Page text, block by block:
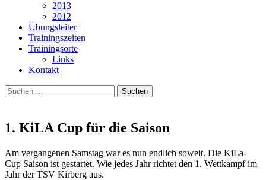
2013
2012
Übungsleiter
Trainingszeiten
Trainingsorte
Links
Kontakt
Suchen
nach:
1. KiLA Cup für die Saison
Am vergangenen Samstag war es nun endlich soweit. Die KiLa-
Cup Saison ist gestartet. Wie jedes Jahr richtet den 1. Wettkampf im
Jahr der TSV Kirberg aus.